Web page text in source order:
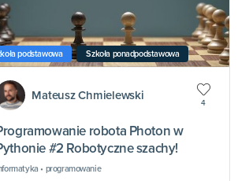
podstawowa Szkoła ponadpodstawowa
Mateusz Chmielewski
4
robota Photon w
#2 Robotyczne szachy!
• programowanie